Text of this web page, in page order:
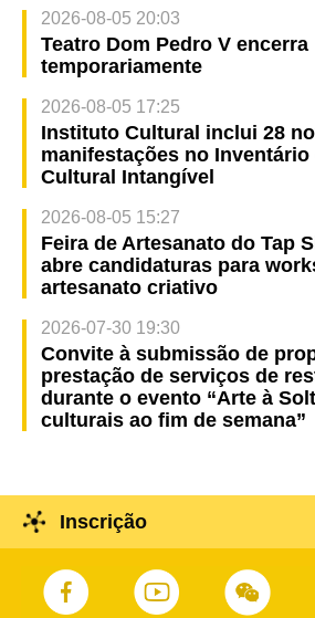
2026-08-05 20:03
Teatro Dom Pedro V encerra
temporariamente
2026-08-05 17:25
Instituto Cultural inclui 28
manifestações no
Cultural Intangível
2026-08-05 15:27
Feira de Artesanato do Tap
abre candidaturas para
artesanato criativo
2026-07-30 19:30
Convite à submissão de
prestação de serviços de
durante o evento “Arte à
culturais ao fim de semana”
Inscrição